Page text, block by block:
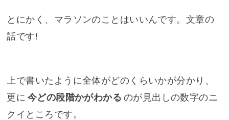
とにかく、マラソンのことはいいんです。文章の
話です!
上で書いたように全体がどのくらいかが分かり、
更に 今どの段階かがわかる のが見出しの数字のニ
クイところです。